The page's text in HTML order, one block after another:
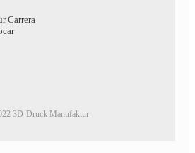
Carrera
3D-Druck Manufaktur